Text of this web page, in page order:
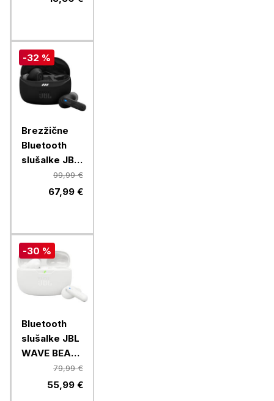
-32 %
Brezžične
Bluetooth
slušalke JBL
TUNE BEAM
2, črne
99,99 €
67,99 €
-30 %
Bluetooth
slušalke JBL
WAVE BEAM
79,99 €
55,99 €